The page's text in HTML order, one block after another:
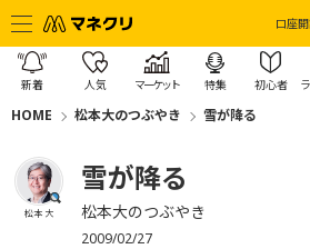
口座
新着 人気 マーケット 特集 初心者
HOME 松本大のつぶやき 雪が降る
松本 大
雪が降る
松本大のつぶやき
2009/02/27